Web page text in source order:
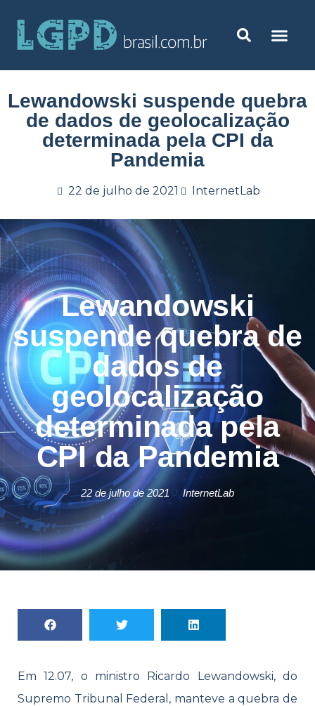
Lewandowski suspende quebra
de dados de geolocalização
determinada pela CPI da
Pandemia
22 de julho de 2021 InternetLab
Lewandowski
suspende quebra de
dados de
geolocalização
determinada pela
CPI da Pandemia
22 de julho de 2021 InternetLab
Em 12.07, o ministro Ricardo Lewandowski, do
Supremo Tribunal Federal, manteve a quebra de